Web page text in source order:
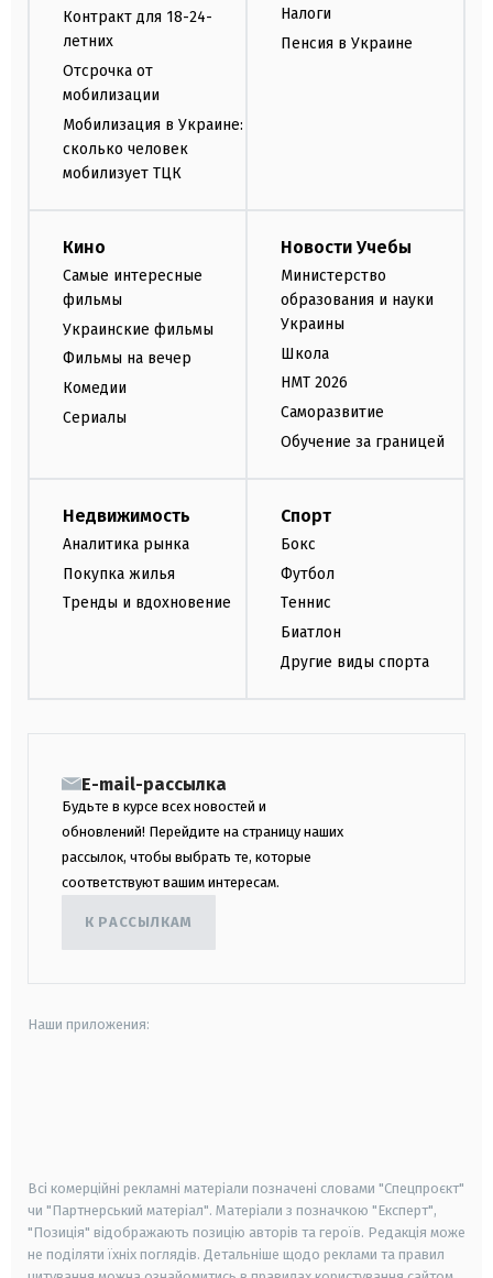
Контракт для 18-24-
летних
Отсрочка от
мобилизации
Мобилизация в Украине:
сколько человек
мобилизует ТЦК
Налоги
Пенсия в Украине
Кино
Самые интересные
фильмы
Украинские фильмы
Фильмы на вечер
Комедии
Сериалы
Новости Учебы
Министерство
образования и науки
Украины
Школа
НМТ 2026
Саморазвитие
Обучение за границей
Недвижимость
Аналитика рынка
Покупка жилья
Тренды и вдохновение
Спорт
Бокс
Футбол
Теннис
Биатлон
Другие виды спорта
E-mail-рассылка
Будьте в курсе всех новостей и
обновлений! Перейдите на страницу наших
рассылок, чтобы выбрать те, которые
соответствуют вашим интересам.
К РАССЫЛКАМ
Наши приложения:
Всі комерційні рекламні матеріали позначені словами "Спецпроєкт"
чи "Партнерський матеріал". Матеріали з позначкою "Експерт",
"Позиція" відображають позицію авторів та героїв. Редакція може
не поділяти їхніх поглядів. Детальніше щодо реклами та правил